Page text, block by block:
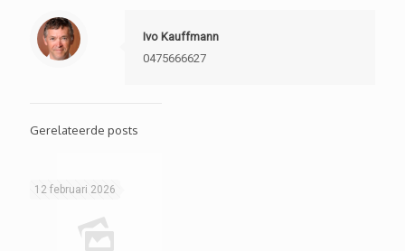
Ivo Kauffmann
0475666627
Gerelateerde posts
12 februari 2026